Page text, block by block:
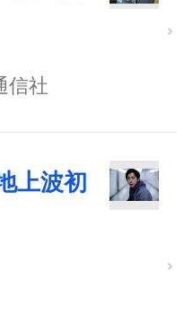
信社
上波初